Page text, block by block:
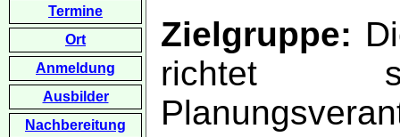
Termine
Ort
Anmeldung
Ausbilder
Nachbereitung
Zielgruppe:
richtet